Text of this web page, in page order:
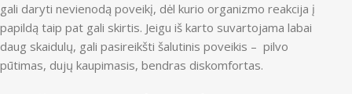
gali daryti nevienodą poveikį, dėl kurio organizmo reakcija į
papildą taip pat gali skirtis. Jeigu iš karto suvartojama labai
daug skaidulų, gali pasireikšti šalutinis poveikis – pilvo
pūtimas, dujų kaupimasis, bendras diskomfortas.